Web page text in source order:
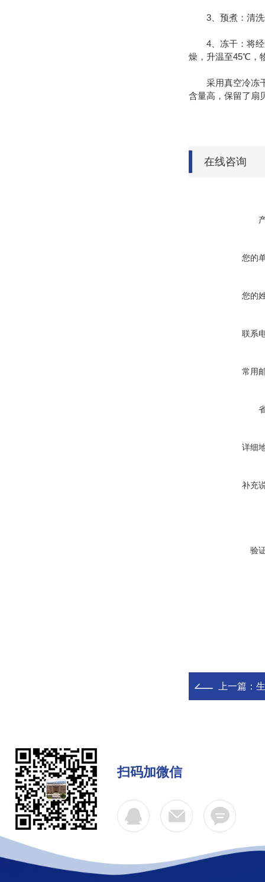
3、预煮：清洗
4、冻干：将经
燥，升温至45℃，
采用真空冷冻干
含量高，保留了扇
在线咨询
您的
您的
联系
常用
详细
补充
验
上一篇：
扫码加微信